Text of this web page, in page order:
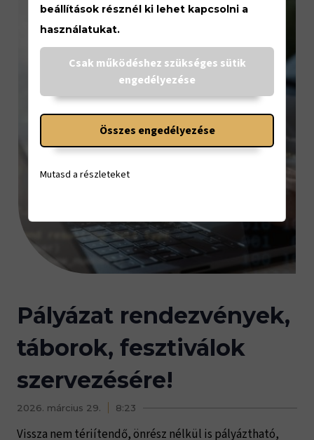
Pályázat rendezvények,
táborok, fesztiválok
szervezésére!
2026. március 29. 8:23
Vissza nem tériítendő, önrész nélkül is pályáztható,
beállítások résznél ki lehet kapcsolni a
használatukat.
Csak működéshez szükséges sütik
engedélyezése
Összes engedélyezése
Mutasd a részleteket